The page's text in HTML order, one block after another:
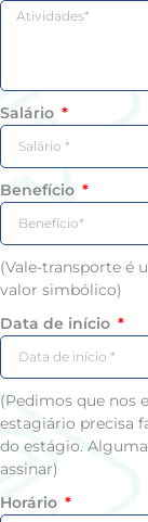
Salário
Benefício
(Vale-transporte é
valor simbólico)
Data de início
(Pedimos que nos
estagiário precisa
do estágio.
assinar)
Horário